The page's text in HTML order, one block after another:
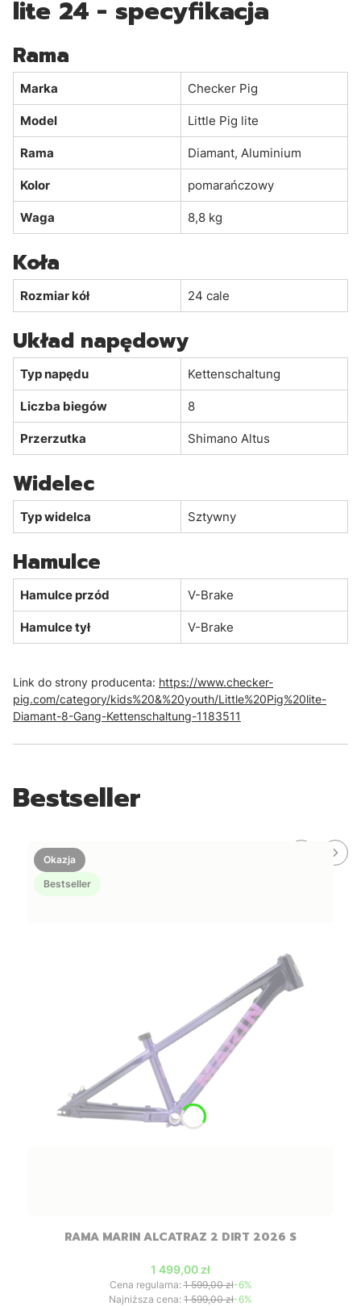
lite 24 - specyfikacja
Rama
Marka Checker Pig
Model Little Pig lite
Rama Diamant, Aluminium
Kolor pomarańczowy
Waga 8,8 kg
Koła
Rozmiar kół 24 cale
Układ napędowy
Typ napędu Kettenschaltung
Liczba biegów 8
Przerzutka Shimano Altus
Widelec
Typ widelca Sztywny
Hamulce
Hamulce przód V-Brake
Hamulce tył V-Brake
Link do strony producenta: https://www.checker-
pig.com/category/kids%20&%20youth/Little%20Pig%20lite-
Diamant-8-Gang-Kettenschaltung-1183511
Bestseller
Okazja
Bestseller
RAMA MARIN ALCATRAZ 2 DIRT 2026 S
Cena promocyjna
1 499,00 zł
Cena regularna: 1 599,00 zł-6%
Najniższa cena: 1 599,00 zł-6%